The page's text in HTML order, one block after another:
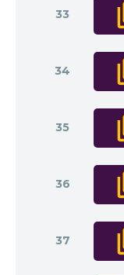
33
34
35
36
37